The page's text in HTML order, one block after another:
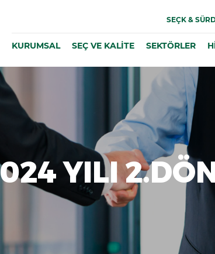
SEÇK &
KURUMSAL SEÇ VE KALİTE SEKTÖRLER
YILI